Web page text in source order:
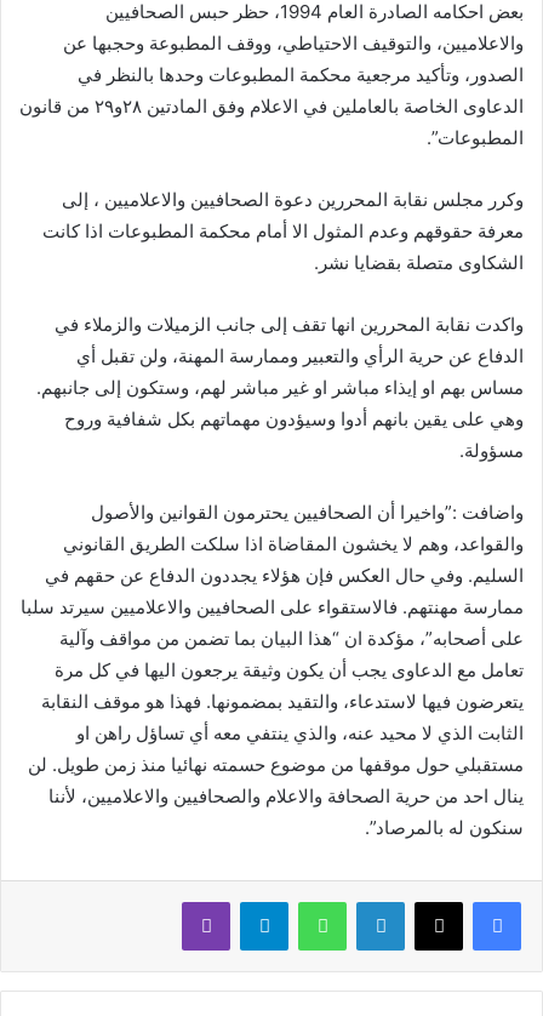
بعض احكامه الصادرة العام 1994، حظر حبس الصحافيين
والاعلاميين، والتوقيف الاحتياطي، ووقف المطبوعة وحجبها عن
الصدور، وتأكيد مرجعية محكمة المطبوعات وحدها بالنظر في
الدعاوى الخاصة بالعاملين في الاعلام وفق المادتين ٢٨و٢٩ من قانون
المطبوعات”.
وكرر مجلس نقابة المحررين دعوة الصحافيين والاعلاميين ، إلى
معرفة حقوقهم وعدم المثول الا أمام محكمة المطبوعات اذا كانت
الشكاوى متصلة بقضايا نشر.
واكدت نقابة المحررين انها تقف إلى جانب الزميلات والزملاء في
الدفاع عن حرية الرأي والتعبير وممارسة المهنة، ولن تقبل أي
مساس بهم او إيذاء مباشر او غير مباشر لهم، وستكون إلى جانبهم.
وهي على يقين بانهم أدوا وسيؤدون مهماتهم بكل شفافية وروح
مسؤولة.
واضافت :”واخيرا أن الصحافيين يحترمون القوانين والأصول
والقواعد، وهم لا يخشون المقاضاة اذا سلكت الطريق القانوني
السليم. وفي حال العكس فإن هؤلاء يجددون الدفاع عن حقهم في
ممارسة مهنتهم. فالاستقواء على الصحافيين والاعلاميين سيرتد سلبا
على أصحابه”، مؤكدة ان “هذا البيان بما تضمن من مواقف وآلية
تعامل مع الدعاوى يجب أن يكون وثيقة يرجعون اليها في كل مرة
يتعرضون فيها لاستدعاء، والتقيد بمضمونها. فهذا هو موقف النقابة
الثابت الذي لا محيد عنه، والذي ينتفي معه أي تساؤل راهن او
مستقبلي حول موقفها من موضوع حسمته نهائيا منذ زمن طويل. لن
ينال احد من حرية الصحافة والاعلام والصحافيين والاعلاميين، لأننا
سنكون له بالمرصاد”.
لينكدإن واتساب تيلقرام ڤايبر